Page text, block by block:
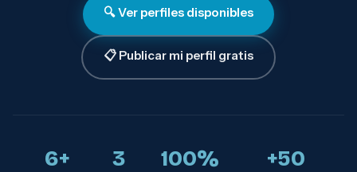
🔍 Ver perfiles disponibles
📋 Publicar mi perfil gratis
6+ 3 100% +50